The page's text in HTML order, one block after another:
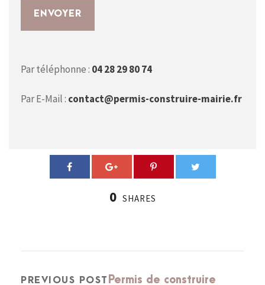
Par téléphonne : 04 28 29 80 74
Par E-Mail : contact@permis-construire-mairie.fr
0 SHARES
PREVIOUS POST Permis de construire